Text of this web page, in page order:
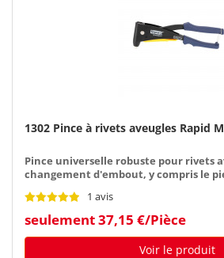
1302 Pince à rivets aveugles Rapid
Pince universelle robuste pour rivets
changement d'embout, y compris le
1 avis
seulement 37,15 €/Pièce
Voir le produit